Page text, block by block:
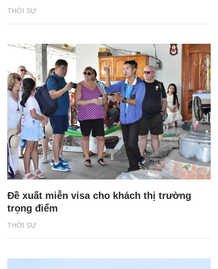
THỜI SỰ
THỜI SỰ
Đề xuất miễn visa cho khách thị trường
trọng điểm